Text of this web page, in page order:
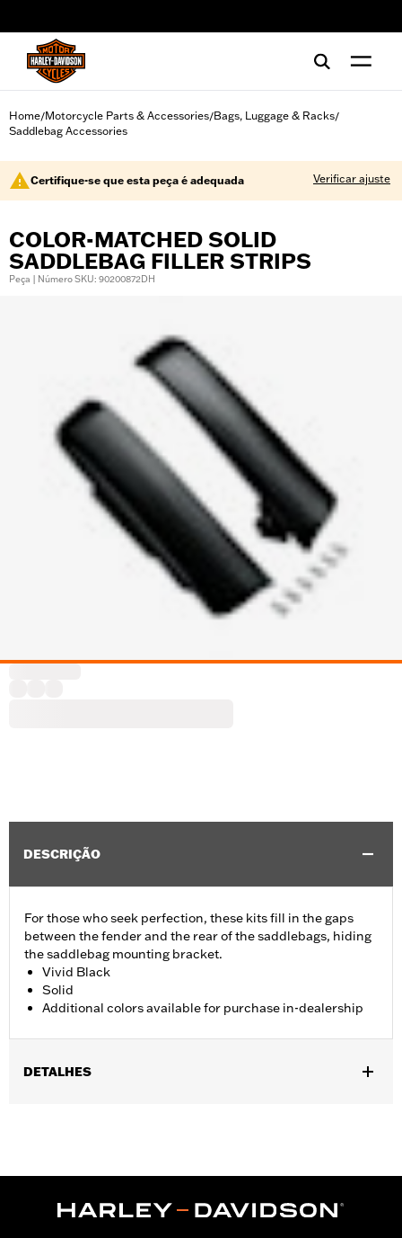
Home/Motorcycle Parts & Accessories/Bags, Luggage & Racks/
Saddlebag Accessories
Certifique-se que esta peça é adequada Verificar ajuste
COLOR-MATCHED SOLID
SADDLEBAG FILLER STRIPS
Peça | Número SKU: 90200872DH
DESCRIÇÃO
For those who seek perfection, these kits fill in the gaps
between the fender and the rear of the saddlebags, hiding
the saddlebag mounting bracket.
Vivid Black
Solid
Additional colors available for purchase in-dealership
DETALHES
In the Box: Left and Right Saddlebag Strips and neccessary